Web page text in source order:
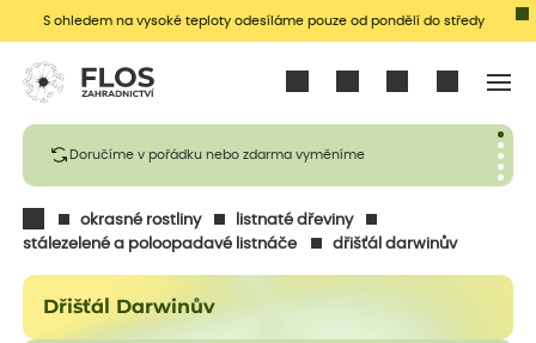
S ohledem na vysoké teploty odesíláme pouze od pondělí do středy
Doručíme v pořádku nebo zdarma vyměníme
okrasné rostliny
listnaté dřeviny
stálezelené a poloopadavé listnáče
dřišťál darwinův
Dřišťál Darwinův